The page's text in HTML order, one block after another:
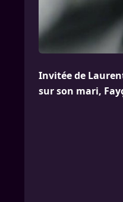
Invitée de
sur son mari,